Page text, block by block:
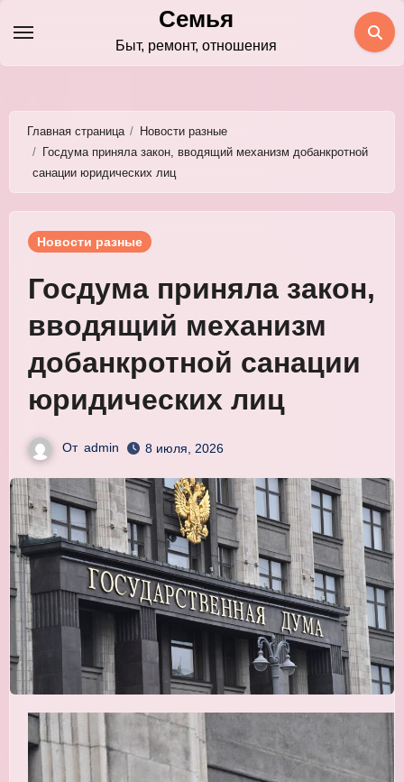
содержимому
Семья
Быт, ремонт, отношения
Главная страница
Новости разные
Госдума приняла закон, вводящий механизм добанкротной
санации юридических лиц
Новости разные
Госдума приняла закон,
вводящий механизм
добанкротной санации
юридических лиц
От admin 8 июля, 2026